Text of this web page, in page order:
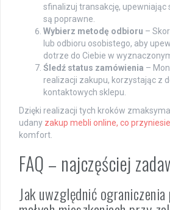
sfinalizuj transakcję, upewniając
są poprawne.
Wybierz metodę odbioru –
lub odbioru osobistego, aby
dotrze do Ciebie w
Śledź status zamówienia –
realizacji zakupu, korzystając z
kontaktowych sklepu.
Dzięki realizacji tych kroków
udany zakup mebli online, co
komfort.
FAQ – najczęściej
Jak uwzględnić